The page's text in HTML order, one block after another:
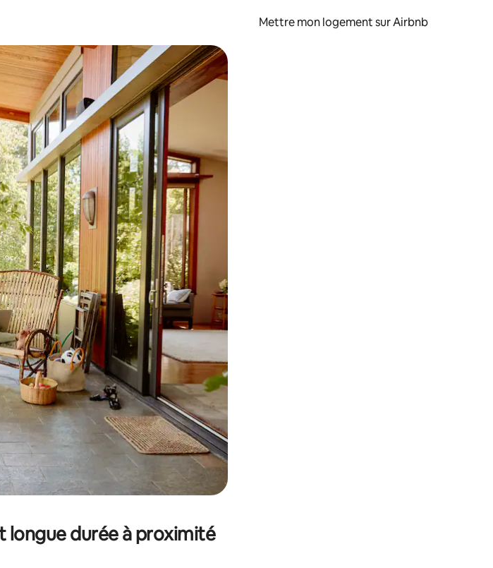
Mettre mon logement sur Airbnb
parcourir ou en appuyant et en faisant glisser.
longue durée à proximité